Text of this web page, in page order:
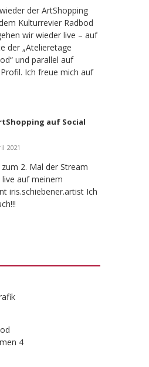
der ArtShopping
Kulturrevier Radbod
wir wieder live – auf
der „Atelieretage
und parallel auf
Ich freue mich auf
auf Social
2021
2. Mal der Stream
auf meinem
iris.schiebener.artist Ich
4